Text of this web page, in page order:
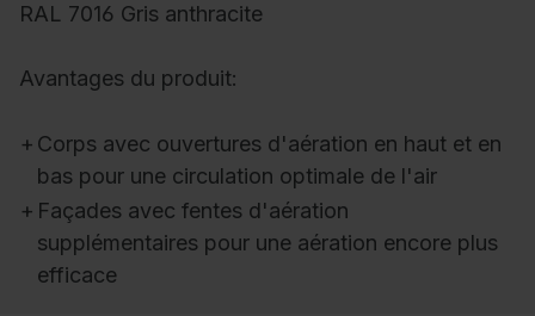
RAL 7016 Gris anthracite
Avantages du produit:
+ Corps avec ouvertures d'aération en haut et en
bas pour une circulation optimale de l'air
+ Façades avec fentes d'aération
supplémentaires pour une aération encore plus
efficace